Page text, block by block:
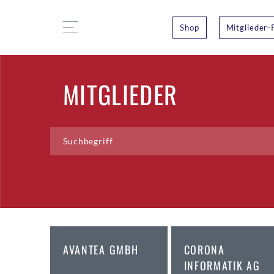
Shop Mitglieder-
MITGLIEDER
AVANTEA GMBH
CORONA
INFORMATIK AG